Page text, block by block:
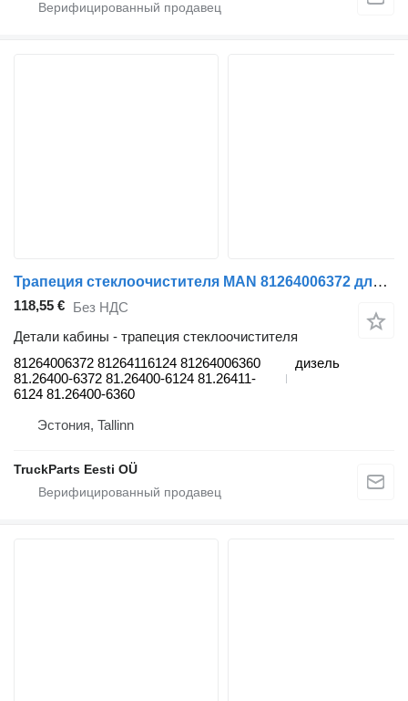
Трапеция стеклоочистителя MAN 81264006372 для тягача MAN TGS (01.07-12.21)
118,55 € Без НДС
Детали кабины - трапеция стеклоочистителя
81264006372 81264116124 81264006360
81.26400-6372 81.26400-6124 81.26411-
6124 81.26400-6360
дизель
Эстония, Tallinn
TruckParts Eesti OÜ